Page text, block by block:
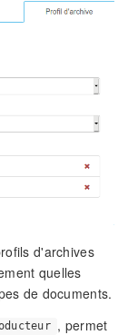
d'archives
quelles
de documents.
, permet